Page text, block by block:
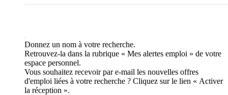
Donnez un nom à votre recherche.
Retrouvez-la dans la rubrique « Mes alertes emploi » de votre
espace personnel.
Vous souhaitez recevoir par e-mail les nouvelles offres
d'emploi liées à votre recherche ? Cliquez sur le lien « Activer
la réception ».